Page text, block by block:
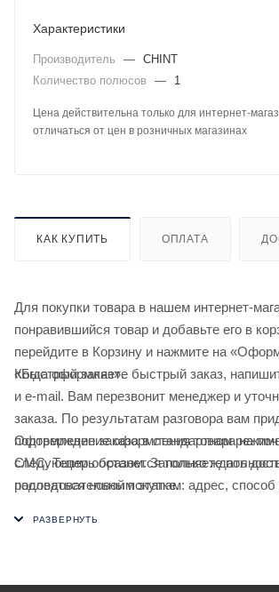
Характеристики
Производитель — CHINT
Количество полюсов
— 1
Цена действительна только для интернет-
отличаться от цен в розничных магазинах
КАК КУПИТЬ ОПЛАТА
Для покупки товара в нашем интернет-
понравившийся товар и добавьте его в
перейдите в Корзину и нажмите на
«Быстрый заказ».
Когда оформляете быстрый заказ,
и e-mail. Вам перезвонит менеджер и
заказа. По результатам разговора вам
подтверждение оформления товара на
СМС. Теперь останется только ждать
радоваться новой покупке.
Оформление заказа в стандартном
следующим образом. Заполняете
последовательным этапам: адрес, способ